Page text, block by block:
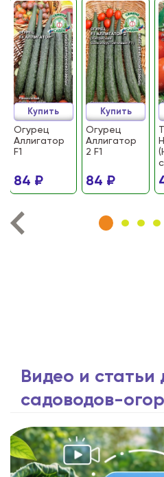
Огурец
Аллигатор
F1
84 ₽
Купить
Огурец
Аллигатор
2 F1
84 ₽
Купить
Видео и статьи
садоводов-